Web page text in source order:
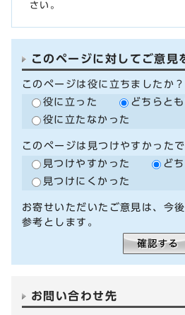
さい。
このページに対してご意見
このページは役に立ちましたか？
役に立った
どちらと
役に立たなかった
このページは見つけやすかったで
見つけやすかった
ど
見つけにくかった
お寄せいただいたご意見は、今
参考とします。
お問い合わせ先